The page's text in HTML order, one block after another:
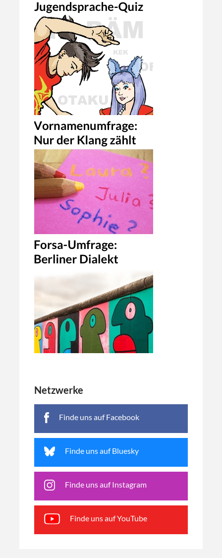
Netzwerke
Finde uns auf Facebook
Finde uns auf Bluesky
Finde uns auf Instagram
Finde uns auf YouTube